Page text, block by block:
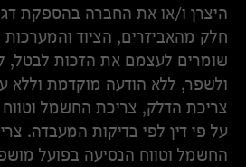
היצרן ו/או את החברה בהספקת
חלק מהאביזרים, הציוד
שומרים לעצמם את הזכות לבטל,
ולשפר, ללא הודעה מוקדמת וללא
צריכת הדלק, צריכת החשמל
על פי דין לפי בדיקות המעבדה.
החשמל וטווח הנסיעה בפועל